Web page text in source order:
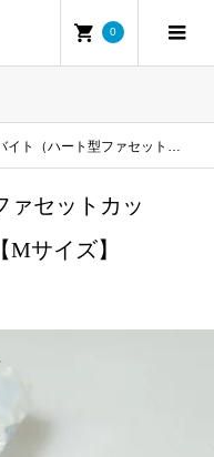
0
ート型ファセットカット）シルバーペンダント【Mサイズ】
ァセットカッ
サイズ】